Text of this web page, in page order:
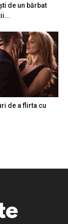
de un bărbat
de a flirta cu